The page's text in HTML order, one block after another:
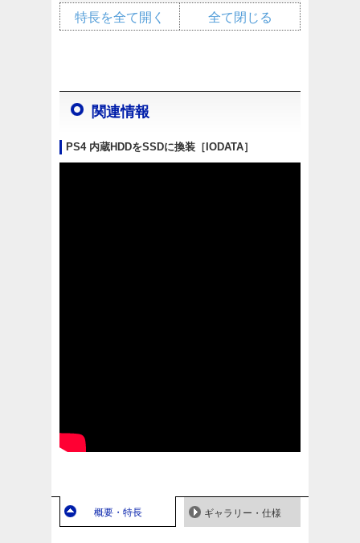
全て閉じる
特長を全て開く
関連情報
PS4 内蔵HDDをSSDに換装［IODATA］
概要・特長 ギャラリー・仕様